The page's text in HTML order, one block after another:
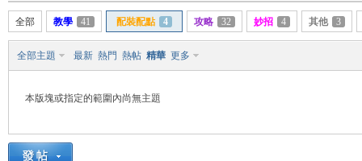
管
全部 教學 41 配裝配點 4 攻略 32 妙招 4 其他 3
全部主題 最新 熱門 熱帖 精華 更多
本版塊或指定的範圍內尚無主題